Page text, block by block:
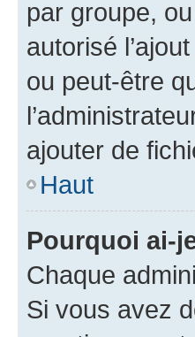
par groupe,
autorisé
ou peut-être
ajouter de
Haut
Pourquoi ai-
Chaque
Si vous avez